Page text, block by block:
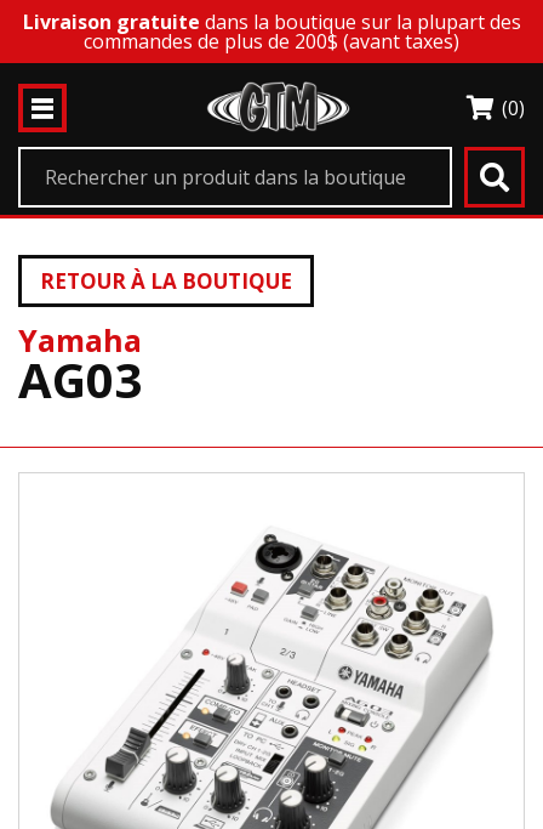
Livraison gratuite dans la boutique sur la plupart des
commandes de plus de 200$ (avant taxes)
(0)
Yamaha
AG03
RETOUR À LA BOUTIQUE